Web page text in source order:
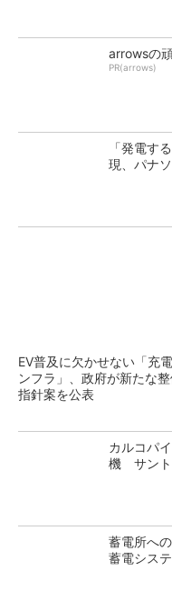
arrowsの
PR(arrows)
「発電す
現、パナ
EV普及に欠かせない「充
ンフラ」、政府が新たな
指針案を公表
カルコパ
機 サント
蓄電所へ
蓄電シス